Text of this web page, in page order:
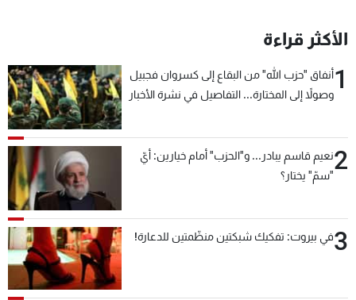
الأكثر قراءة
1أنفاق "حزب الله" من البقاع إلى كسروان فجبيل
وصولاً إلى المختارة... التفاصيل في نشرة الأخبار
2نعيم قاسم يبادر... و"الحزب" أمام خيارين: أيّ
"سمّ" يختار؟
3في بيروت: تفكيك شبكتين منظّمتين للدعارة!